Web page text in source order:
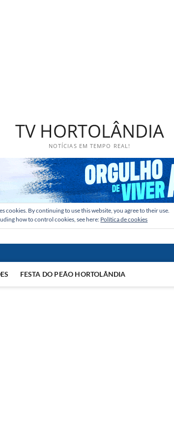
TV HORTOLÂNDIA
NOTÍCIAS EM TEMPO REAL!
cookies. By continuing to use this website, you agree to their use.
how to control cookies, see here: Política de cookies
FESTA DO PEÃO HORTOLÂNDIA